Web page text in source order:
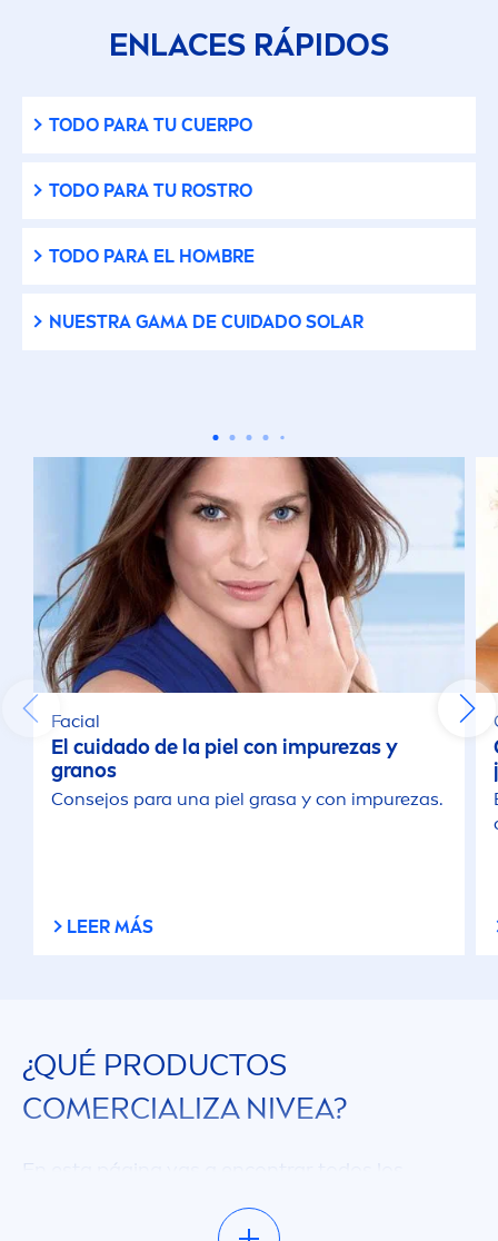
ENLACES RÁPIDOS
TODO PARA TU CUERPO
TODO PARA TU ROSTRO
TODO PARA EL HOMBRE
NUESTRA GAMA DE CUIDADO SOLAR
Facial
El cuidado de la piel con impurezas y
granos
Consejos para una piel grasa y con impurezas.
LEER MÁS
¿QUÉ PRODUCTOS
COMERCIALIZA NIVEA?
En esta página vas a encontrar todos los
filtrar el resultado según tus necesidades y